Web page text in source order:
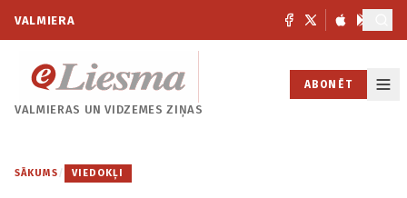
VALMIERA
VALMIERAS UNVIDZEMES ZIŅAS
ABONĒT
SĀKUMS / VIEDOKĻI